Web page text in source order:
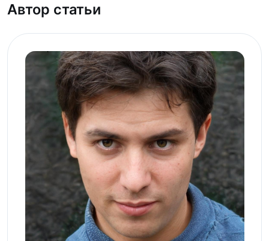
Автор статьи